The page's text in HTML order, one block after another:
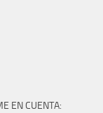
EN CUENTA: